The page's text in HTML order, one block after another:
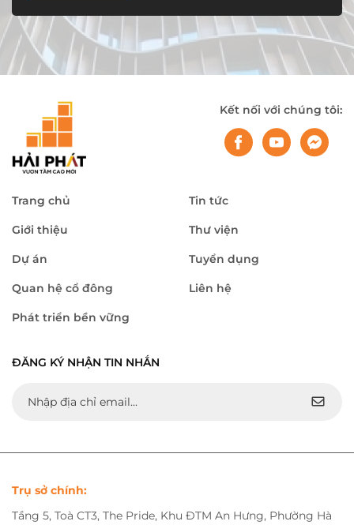
Kết nối với chúng tôi:
Trang chủ
Giới thiệu
Dự án
Quan hệ cổ đông
Phát triển bền vững
Tin tức
Thư viện
Tuyển dụng
Liên hệ
ĐĂNG KÝ NHẬN TIN NHẮN
Trụ sở chính:
Tầng 5, Toà CT3, The Pride, Khu ĐTM An Hưng, Phường Hà